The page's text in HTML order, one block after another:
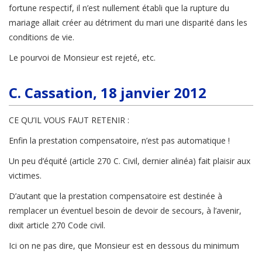
fortune respectif, il n’est nullement établi que la rupture du
mariage allait créer au détriment du mari une disparité dans les
conditions de vie.
Le pourvoi de Monsieur est rejeté, etc.
C. Cassation, 18 janvier 2012
CE QU’IL VOUS FAUT RETENIR :
Enfin la prestation compensatoire, n’est pas automatique !
Un peu d’équité (article 270 C. Civil, dernier alinéa) fait plaisir aux
victimes.
D’autant que la prestation compensatoire est destinée à
remplacer un éventuel besoin de devoir de secours, à l’avenir,
dixit article 270 Code civil.
Ici on ne pas dire, que Monsieur est en dessous du minimum